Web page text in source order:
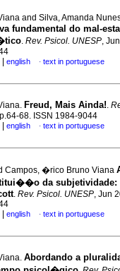
and Silva, Amanda
fundamental do mal-
. Rev. Psicol. UNESP,
english · text in portuguese
Freud, Mais Ainda!.
68. ISSN 1984-9044
english · text in portuguese
Campos, �rico Bruno Viana
da subjetividade:
. Rev. Psicol. UNESP, Jun
english · text in portuguese
Abordando a